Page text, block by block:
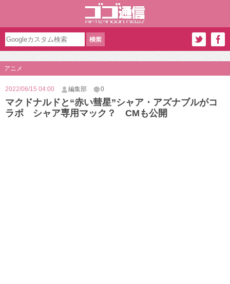
アニメ
2022/06/15 04:00 編集部 0
マクドナルドと“赤い彗星”シャア・アズナブルがコ
ラボ シャア専用マック？ CMも公開